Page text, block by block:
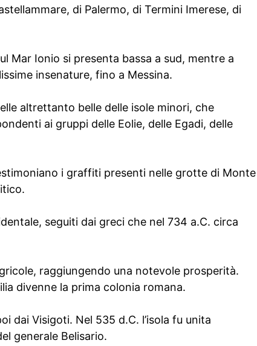
di Palermo, di Termini Imerese, di
Mar Ionio si presenta bassa a sud, mentre a
insenature, fino a Messina.
altrettanto belle delle isole minori, che
ai gruppi delle Eolie, delle Egadi, delle
i graffiti presenti nelle grotte di Monte
seguiti dai greci che nel 734 a.C. circa
raggiungendo una notevole prosperità.
divenne la prima colonia romana.
dai Visigoti. Nel 535 d.C. l’isola fu unita
generale Belisario.